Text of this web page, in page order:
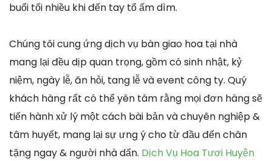
buổi tối nhiều khi đến tay tổ ấm dìm.
Chúng tôi cung ứng dịch vụ bàn giao hoa tại nhà
mang lại đều dịp quan trọng, gồm có sinh nhật, kỷ
niệm, ngày lễ, ăn hỏi, tang lễ và event công ty. Quý
khách hàng rất có thể yên tâm rằng mọi đơn hàng sẽ
tiến hành xử lý một cách bài bản và chuyên nghiệp &
tâm huyết, mang lại sự ưng ý cho từ đầu đến chân
tặng ngay & người nhà dấn. Dịch Vụ Hoa Tươi Huyện